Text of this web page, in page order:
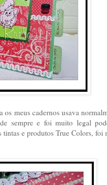
meus cadernos usava
sempre e foi muito legal
e produtos True Colors, foi